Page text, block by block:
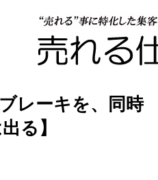
レーキを、同時
る】